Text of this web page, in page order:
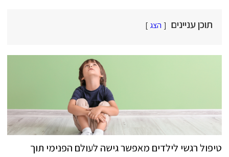
תוכן עניינים הצג
טיפול רגשי לילדים מאפשר גישה לעולם הפנימי תוך